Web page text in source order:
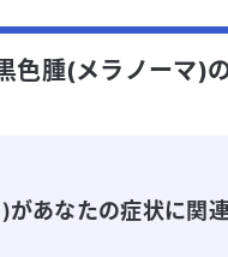
色腫(メラノーマ)
があなたの症状に関